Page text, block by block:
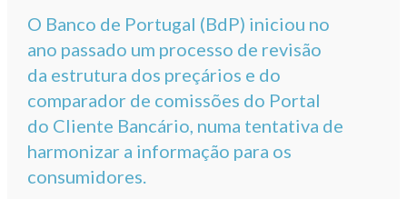
O Banco de Portugal (BdP) iniciou no
ano passado um processo de revisão
da estrutura dos preçários e do
comparador de comissões do Portal
do Cliente Bancário, numa tentativa de
harmonizar a informação para os
consumidores.